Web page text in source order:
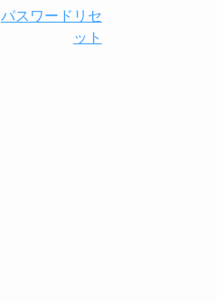
パスワードリセ
ット